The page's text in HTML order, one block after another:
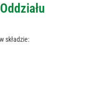
składzie: